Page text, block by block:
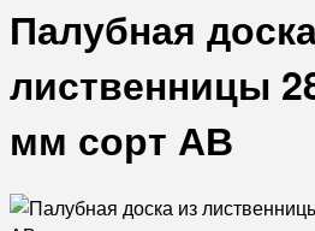
Палубная
лиственницы
мм сорт АВ